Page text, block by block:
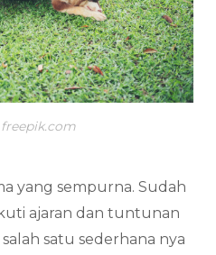
yang sempurna. Sudah
ajaran dan tuntunan
satu sederhana nya